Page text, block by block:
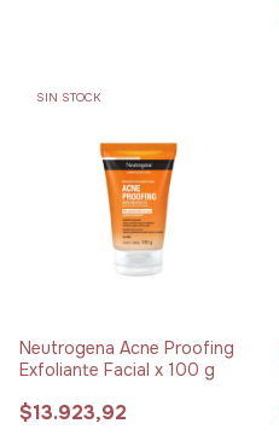
SIN STOCK
Neutrogena Acne Proofing
Exfoliante Facial x 100 g
$13.923,92